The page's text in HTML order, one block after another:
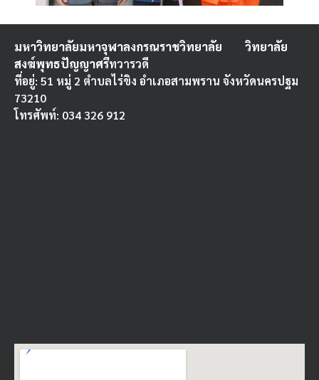
มหาวิทยาลัยมหาจุฬาลงกรณราชวิทยาลัย วิทยาลัย
สงฆ์พุทธปัญญาศรีทวารวดี
ที่อยู่: 51 หมู่ 2 ตำบลไร่ขิง อำเภอสามพราน จังหวัดนครปฐม
73210
โทรศัพท์: 034 326 912